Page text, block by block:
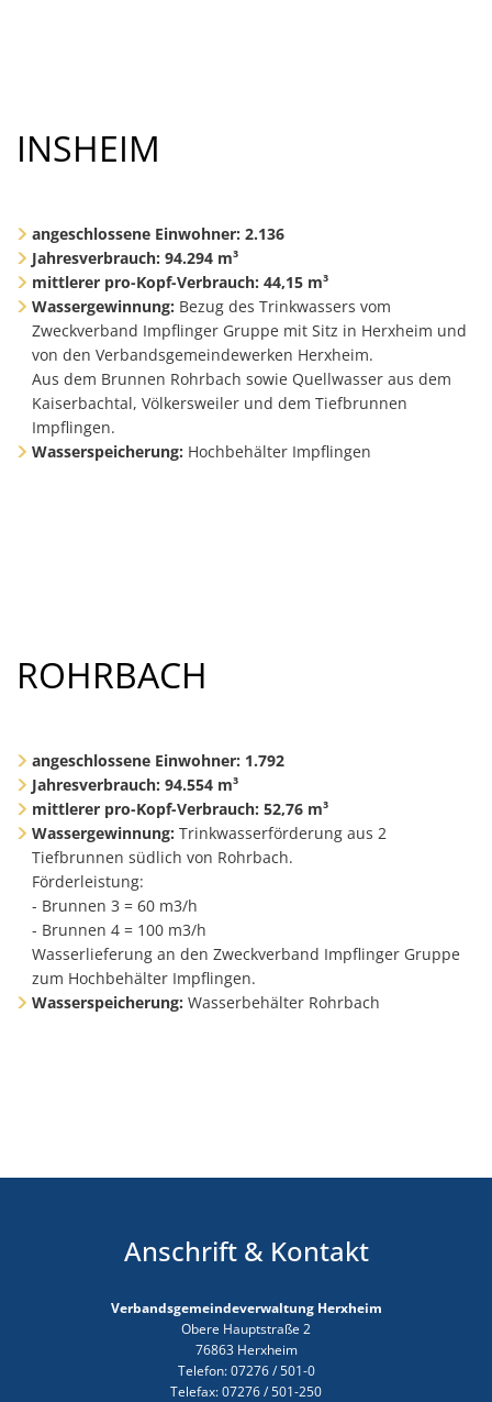
INSHEIM
angeschlossene Einwohner: 2.136
Jahresverbrauch: 94.294 m³
mittlerer pro-Kopf-Verbrauch: 44,15 m³
Wassergewinnung: Bezug des Trinkwassers vom
Zweckverband Impflinger Gruppe mit Sitz in Herxheim und
von den Verbandsgemeindewerken Herxheim.
Aus dem Brunnen Rohrbach sowie Quellwasser aus dem
Kaiserbachtal, Völkersweiler und dem Tiefbrunnen
Impflingen.
Wasserspeicherung: Hochbehälter Impflingen
ROHRBACH
angeschlossene Einwohner: 1.792
Jahresverbrauch: 94.554 m³
mittlerer pro-Kopf-Verbrauch: 52,76 m³
Wassergewinnung: Trinkwasserförderung aus 2
Tiefbrunnen südlich von Rohrbach.
Förderleistung:
- Brunnen 3 = 60 m3/h
- Brunnen 4 = 100 m3/h
Wasserlieferung an den Zweckverband Impflinger Gruppe
zum Hochbehälter Impflingen.
Wasserspeicherung: Wasserbehälter Rohrbach
Anschrift & Kontakt
Verbandsgemeindeverwaltung Herxheim
Obere Hauptstraße 2
76863 Herxheim
Telefon: 07276 / 501-0
Telefax: 07276 / 501-250